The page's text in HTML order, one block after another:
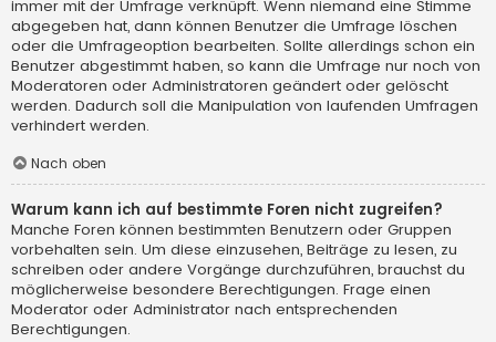
immer mit der Umfrage verknüpft. Wenn niemand eine Stimme
abgegeben hat, dann können Benutzer die Umfrage löschen
oder die Umfrageoption bearbeiten. Sollte allerdings schon ein
Benutzer abgestimmt haben, so kann die Umfrage nur noch von
Moderatoren oder Administratoren geändert oder gelöscht
werden. Dadurch soll die Manipulation von laufenden Umfragen
verhindert werden.
Nach oben
Warum kann ich auf bestimmte Foren nicht zugreifen?
Manche Foren können bestimmten Benutzern oder Gruppen
vorbehalten sein. Um diese einzusehen, Beiträge zu lesen, zu
schreiben oder andere Vorgänge durchzuführen, brauchst du
möglicherweise besondere Berechtigungen. Frage einen
Moderator oder Administrator nach entsprechenden
Berechtigungen.